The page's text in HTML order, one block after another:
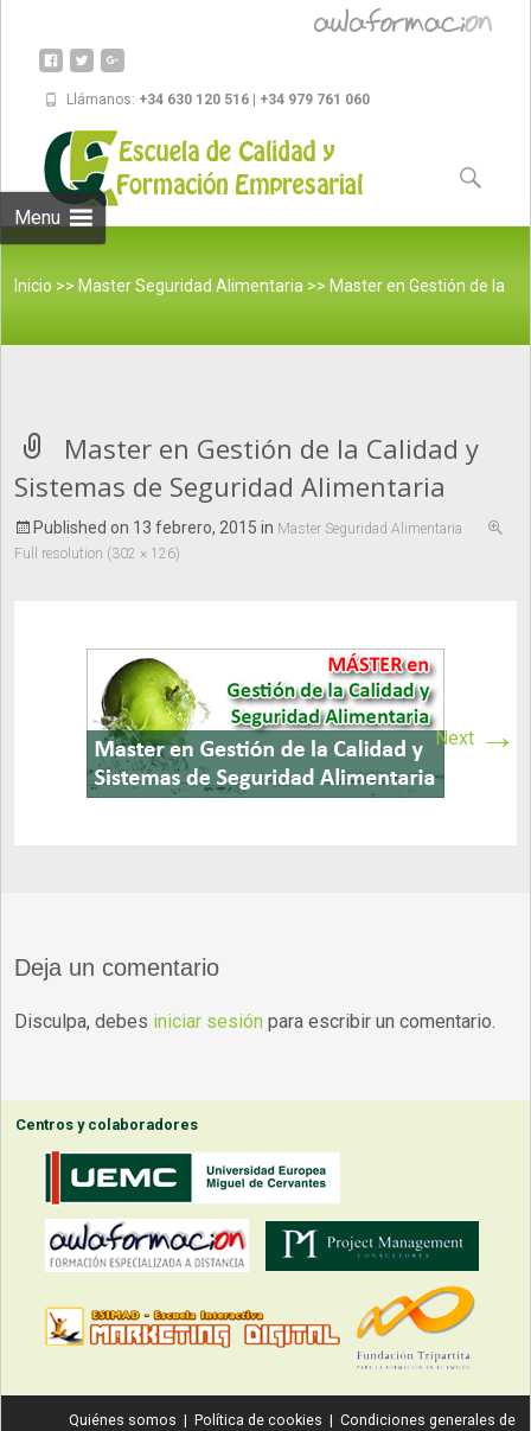
Llámanos: +34 630 120 516 | +34 979 761 060
Menu
content
Buscar:
Inicio >> Master Seguridad Alimentaria >> Master en Gestión de la
Master en Gestión de la Calidad y
Sistemas de Seguridad Alimentaria
Published on 13 febrero, 2015 in Master Seguridad Alimentaria
Full resolution (302 × 126)
Next →
Deja un comentario
Disculpa, debes iniciar sesión para escribir un comentario.
Centros y colaboradores
Quiénes somos | Política de cookies | Condiciones generales de